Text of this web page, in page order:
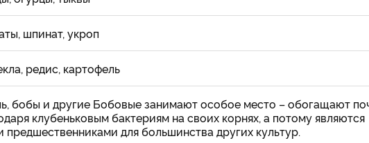
шпинат, укроп
редис, картофель
бобы и другие Бобовые занимают особое место – обогащают
клубеньковым бактериям на своих корнях, а потому являются
предшественниками для большинства других культур.